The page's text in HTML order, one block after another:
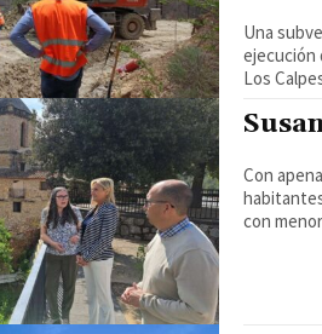
Una
ejecución
Con
con